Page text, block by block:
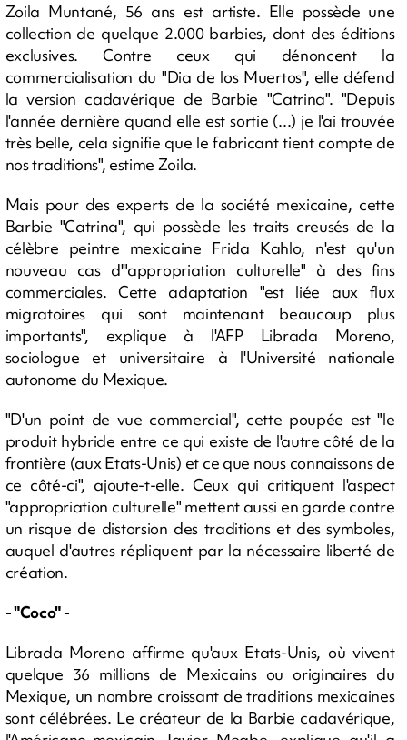
Zoila Muntané, 56 ans est artiste. Elle possède une
collection de quelque 2.000 barbies, dont des éditions
exclusives. Contre ceux qui dénoncent la
commercialisation du "Dia de los Muertos", elle défend
la version cadavérique de Barbie "Catrina". "Depuis
l'année dernière quand elle est sortie (...) je l'ai trouvée
très belle, cela signifie que le fabricant tient compte de
nos traditions", estime Zoila.
Mais pour des experts de la société mexicaine, cette
Barbie "Catrina", qui possède les traits creusés de la
célèbre peintre mexicaine Frida Kahlo, n'est qu'un
nouveau cas d'"appropriation culturelle" à des fins
commerciales. Cette adaptation "est liée aux flux
migratoires qui sont maintenant beaucoup plus
importants", explique à l'AFP Librada Moreno,
sociologue et universitaire à l'Université nationale
autonome du Mexique.
"D'un point de vue commercial", cette poupée est "le
produit hybride entre ce qui existe de l'autre côté de la
frontière (aux Etats-Unis) et ce que nous connaissons de
ce côté-ci", ajoute-t-elle. Ceux qui critiquent l'aspect
"appropriation culturelle" mettent aussi en garde contre
un risque de distorsion des traditions et des symboles,
auquel d'autres répliquent par la nécessaire liberté de
création.
- "Coco" -
Librada Moreno affirme qu'aux Etats-Unis, où vivent
quelque 36 millions de Mexicains ou originaires du
Mexique, un nombre croissant de traditions mexicaines
sont célébrées. Le créateur de la Barbie cadavérique,